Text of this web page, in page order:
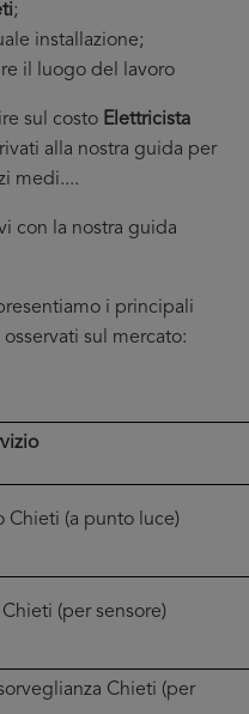
;
installazione;
il luogo del lavoro
sul costo Elettricista
alla nostra guida per
medi....
con la nostra guida
i principali
osservati sul mercato:
Chieti (a punto luce)
(per sensore)
Chieti (per